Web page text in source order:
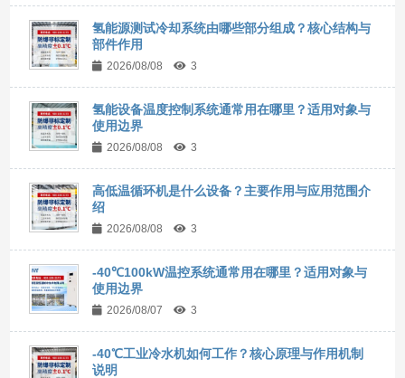
氢能源测试冷却系统由哪些部分组成？核心结构与
部件作用
2026/08/08 3
氢能设备温度控制系统通常用在哪里？适用对象与
使用边界
2026/08/08 3
高低温循环机是什么设备？主要作用与应用范围介
绍
2026/08/08 3
-40℃100kW温控系统通常用在哪里？适用对象与
使用边界
2026/08/07 3
-40℃工业冷水机如何工作？核心原理与作用机制
说明